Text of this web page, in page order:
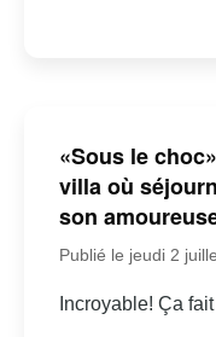
«Sous le
villa où
son
Publié le jeudi 2
Incroyable! Ça